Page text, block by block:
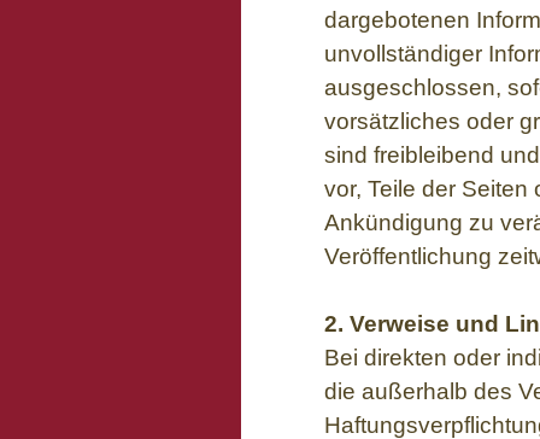
dargebotenen
unvollständiger
ausgeschlossen,
vorsätzliches oder
sind freibleibend
vor, Teile der
Ankündigung zu
Veröffentlichung
2. Verweise und
Bei direkten oder
die außerhalb des